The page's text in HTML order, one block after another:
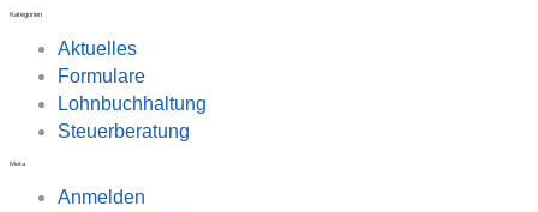
Kategorien
Aktuelles
Formulare
Lohnbuchhaltung
Steuerberatung
Meta
Anmelden